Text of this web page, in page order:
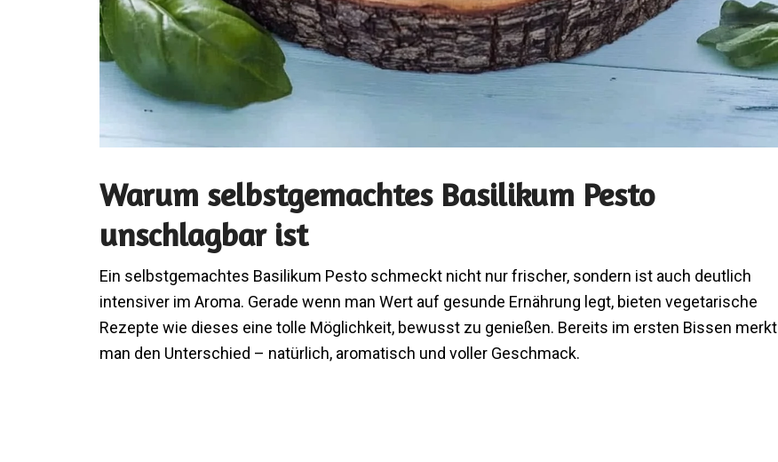
Warum selbstgemachtes Basilikum Pesto
unschlagbar ist
Ein selbstgemachtes Basilikum Pesto schmeckt nicht nur frischer, sondern ist auch deutlich
intensiver im Aroma. Gerade wenn man Wert auf gesunde Ernährung legt, bieten vegetarische
Rezepte wie dieses eine tolle Möglichkeit, bewusst zu genießen. Bereits im ersten Bissen merkt
man den Unterschied – natürlich, aromatisch und voller Geschmack.